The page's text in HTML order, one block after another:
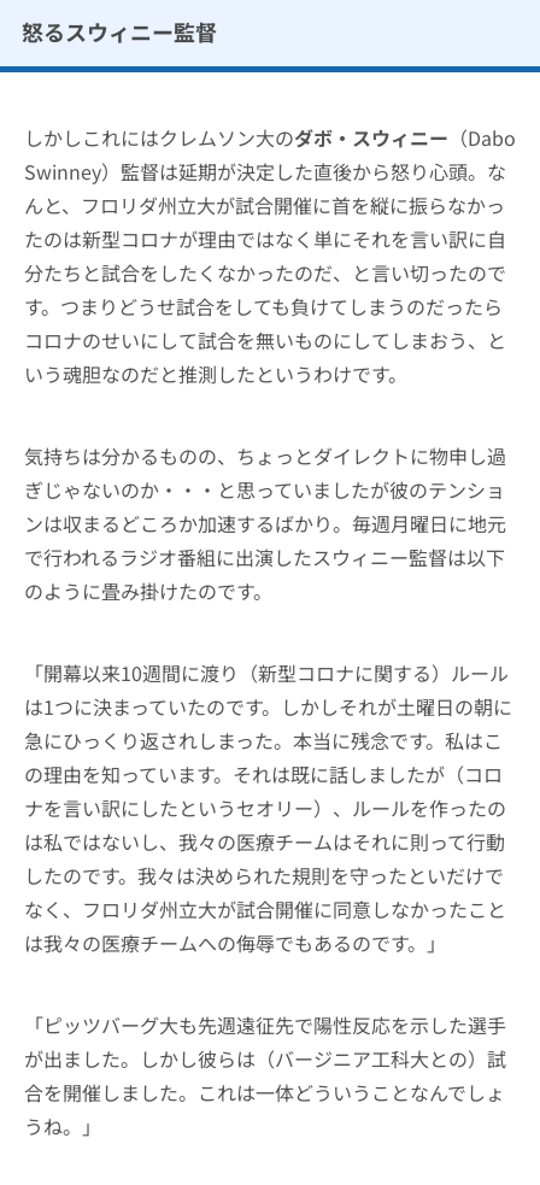
怒るスウィニー監督
しかしこれにはクレムソン大のダボ・スウィニー （Dabo
Swinney）監督は延期が決定した直後から怒り心頭。な
んと、フロリダ州立大が試合開催に首を縦に振らなかっ
たのは新型コロナが理由ではなく単にそれを言い訳に自
分たちと試合をしたくなかったのだ、と言い切ったので
す。つまりどうせ試合をしても負けてしまうのだったら
コロナのせいにして試合を無いものにしてしまおう、と
いう魂胆なのだと推測したというわけです。
気持ちは分かるものの、ちょっとダイレクトに物申し過
ぎじゃないのか・・・と思っていましたが彼のテンショ
ンは収まるどころか加速するばかり。毎週月曜日に地元
で行われるラジオ番組に出演したスウィニー監督は以下
のように畳み掛けたのです。
「開幕以来10週間に渡り（新型コロナに関する）ルール
は1つに決まっていたのです。しかしそれが土曜日の朝に
急にひっくり返されしまった。本当に残念です。私はこ
の理由を知っています。それは既に話しましたが（コロ
ナを言い訳にしたというセオリー）、ルールを作ったの
は私ではないし、我々の医療チームはそれに則って行動
したのです。我々は決められた規則を守ったといだけで
なく、フロリダ州立大が試合開催に同意しなかったこと
は我々の医療チームへの侮辱でもあるのです。」
「ピッツバーグ大も先週遠征先で陽性反応を示した選手
が出ました。しかし彼らは（バージニア工科大との）試
合を開催しました。これは一体どういうことなんでしょ
うね。」